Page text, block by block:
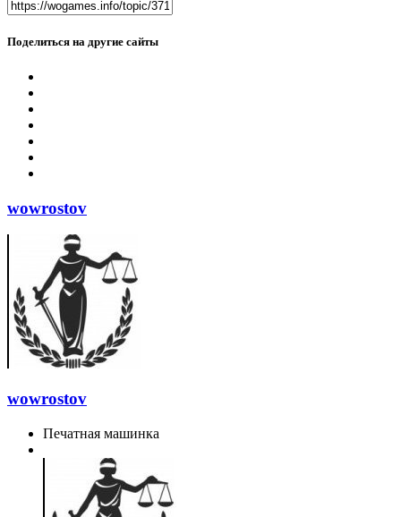
Поделиться на другие сайты
wowrostov
wowrostov
Печатная машинка